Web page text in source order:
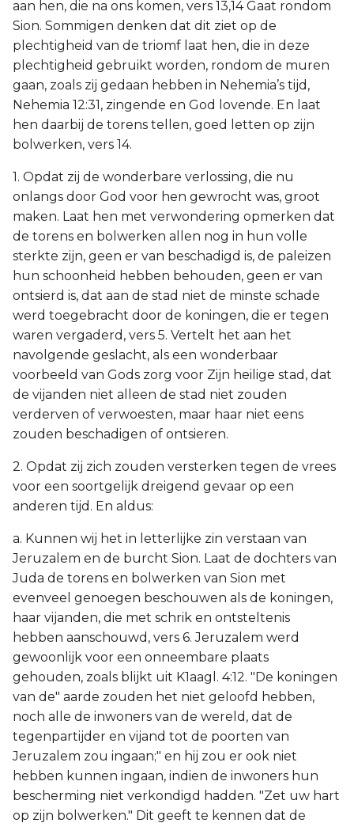
aan hen, die na ons komen, vers 13,14 Gaat rondom
Sion. Sommigen denken dat dit ziet op de
plechtigheid van de triomf laat hen, die in deze
plechtigheid gebruikt worden, rondom de muren
gaan, zoals zij gedaan hebben in Nehemia’s tijd,
Nehemia 12:31, zingende en God lovende. En laat
hen daarbij de torens tellen, goed letten op zijn
bolwerken, vers 14.
1. Opdat zij de wonderbare verlossing, die nu
onlangs door God voor hen gewrocht was, groot
maken. Laat hen met verwondering opmerken dat
de torens en bolwerken allen nog in hun volle
sterkte zijn, geen er van beschadigd is, de paleizen
hun schoonheid hebben behouden, geen er van
ontsierd is, dat aan de stad niet de minste schade
werd toegebracht door de koningen, die er tegen
waren vergaderd, vers 5. Vertelt het aan het
navolgende geslacht, als een wonderbaar
voorbeeld van Gods zorg voor Zijn heilige stad, dat
de vijanden niet alleen de stad niet zouden
verderven of verwoesten, maar haar niet eens
zouden beschadigen of ontsieren.
2. Opdat zij zich zouden versterken tegen de vrees
voor een soortgelijk dreigend gevaar op een
anderen tijd. En aldus:
a. Kunnen wij het in letterlijke zin verstaan van
Jeruzalem en de burcht Sion. Laat de dochters van
Juda de torens en bolwerken van Sion met
evenveel genoegen beschouwen als de koningen,
haar vijanden, die met schrik en ontsteltenis
hebben aanschouwd, vers 6. Jeruzalem werd
gewoonlijk voor een onneembare plaats
gehouden, zoals blijkt uit K1aagl. 4:12. "De koningen
van de" aarde zouden het niet geloofd hebben,
noch alle de inwoners van de wereld, dat de
tegenpartijder en vijand tot de poorten van
Jeruzalem zou ingaan;" en hij zou er ook niet
hebben kunnen ingaan, indien de inwoners hun
bescherming niet verkondigd hadden. "Zet uw hart
op zijn bolwerken." Dit geeft te kennen dat de